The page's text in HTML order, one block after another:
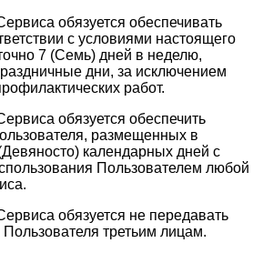
обязуется обеспечивать
с условиями настоящего
7 (Семь) дней в неделю,
дни, за исключением
работ.
обязуется обеспечить
размещенных в
календарных дней с
Пользователем любой
обязуется не передавать
третьим лицам.